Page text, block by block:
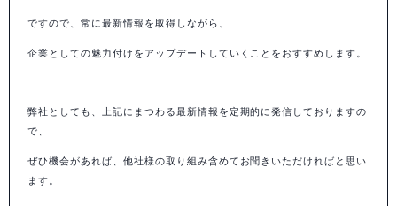
ですので、常に最新情報を取得しながら、
企業としての魅力付けをアップデートしていくことをおすすめします。
弊社としても、上記にまつわる最新情報を定期的に発信しておりますの
で、
ぜひ機会があれば、他社様の取り組み含めてお聞きいただければと思い
ます。